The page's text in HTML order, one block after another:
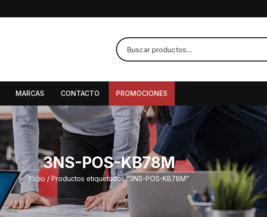
MARCAS CONTACTO PROMOCIONES
3NS-POS-KB78M
Inicio / Productos etiquetados “3NS-POS-KB78M”